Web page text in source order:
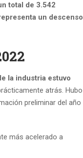
total de 3.542
un descenso
la industria estuvo
atrás. Hubo
preliminar del año
más acelerado a